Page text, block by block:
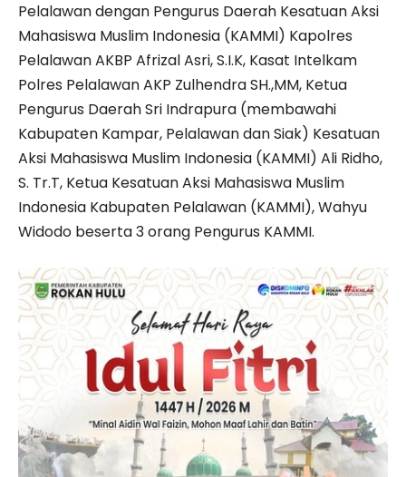
Pelalawan dengan Pengurus Daerah Kesatuan Aksi
Mahasiswa Muslim Indonesia (KAMMI) Kapolres
Pelalawan AKBP Afrizal Asri, S.I.K, Kasat Intelkam
Polres Pelalawan AKP Zulhendra SH.,MM, Ketua
Pengurus Daerah Sri Indrapura (membawahi
Kabupaten Kampar, Pelalawan dan Siak) Kesatuan
Aksi Mahasiswa Muslim Indonesia (KAMMI) Ali Ridho,
S. Tr.T, Ketua Kesatuan Aksi Mahasiswa Muslim
Indonesia Kabupaten Pelalawan (KAMMI), Wahyu
Widodo beserta 3 orang Pengurus KAMMI.